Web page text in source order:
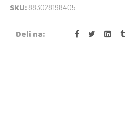
SKU: 883028198405
Deli na: